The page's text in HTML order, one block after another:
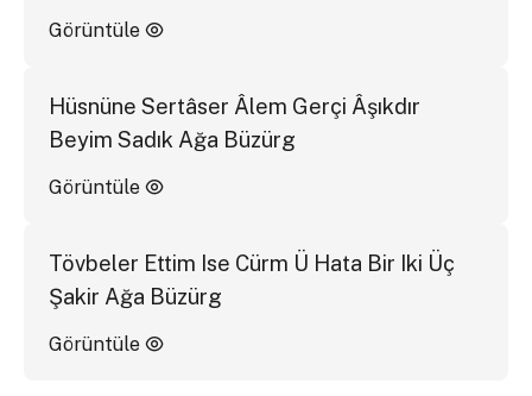
Görüntüle
Hüsnüne Sertâser Âlem Gerçi Âşıkdır
Beyim Sadık Ağa Büzürg
Görüntüle
Tövbeler Ettim Ise Cürm Ü Hata Bir Iki Üç
Şakir Ağa Büzürg
Görüntüle